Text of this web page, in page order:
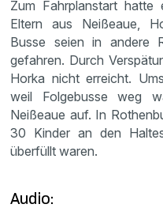
Zum Fahrplanstart
Eltern aus Neißeaue,
Busse seien in andere
gefahren. Durch
Horka nicht erreicht.
weil Folgebusse weg
Neißeaue auf. In
30 Kinder an den
überfüllt waren.
Audio: